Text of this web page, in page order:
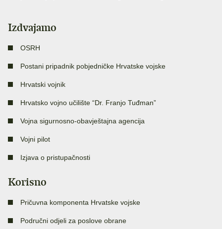
Izdvajamo
OSRH
Postani pripadnik pobjedničke Hrvatske vojske
Hrvatski vojnik
Hrvatsko vojno učilište “Dr. Franjo Tuđman”
Vojna sigurnosno-obavještajna agencija
Vojni pilot
Izjava o pristupačnosti
Korisno
Pričuvna komponenta Hrvatske vojske
Područni odjeli za poslove obrane